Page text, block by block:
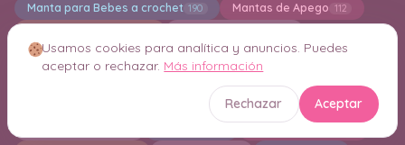
Manta para Bebes a crochet 190 Mantas de Apego 112
Marca paginas en crochet 11 Mascarillas 1
Muñecas Amigurumi 145
Usamos cookies para analítica y anuncios. Puedes
aceptar o rechazar. Más información
Rechazar Aceptar